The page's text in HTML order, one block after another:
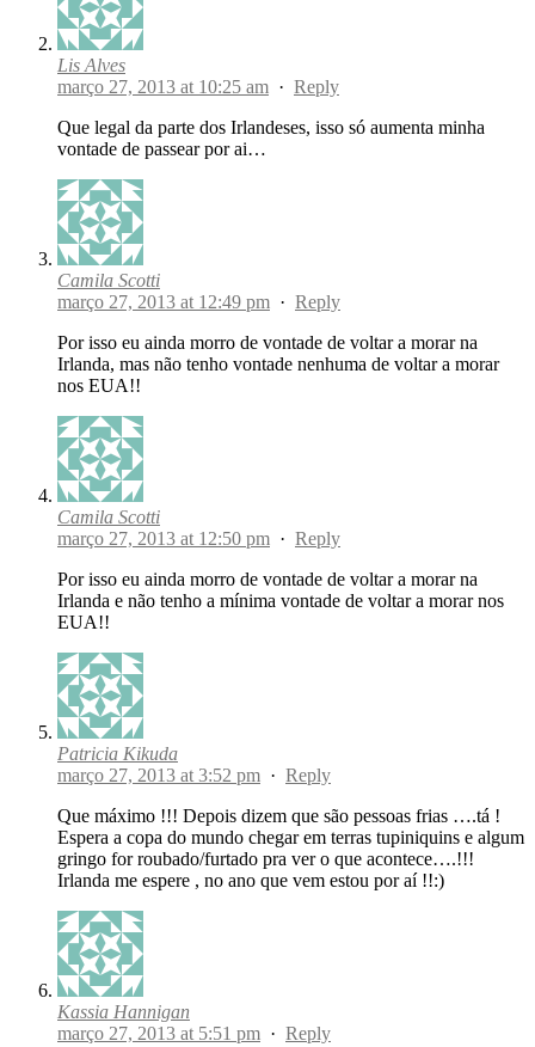
Lis Alves
março 27, 2013 at 10:25 am · Reply
Que legal da parte dos Irlandeses, isso só aumenta minha
vontade de passear por ai…
Camila Scotti
março 27, 2013 at 12:49 pm · Reply
Por isso eu ainda morro de vontade de voltar a morar na
Irlanda, mas não tenho vontade nenhuma de voltar a morar
nos EUA!!
Camila Scotti
março 27, 2013 at 12:50 pm · Reply
Por isso eu ainda morro de vontade de voltar a morar na
Irlanda e não tenho a mínima vontade de voltar a morar nos
EUA!!
Patricia Kikuda
março 27, 2013 at 3:52 pm · Reply
Que máximo !!! Depois dizem que são pessoas frias ….tá !
Espera a copa do mundo chegar em terras tupiniquins e algum
gringo for roubado/furtado pra ver o que acontece….!!!
Irlanda me espere , no ano que vem estou por aí !!:)
Kassia Hannigan
março 27, 2013 at 5:51 pm · Reply